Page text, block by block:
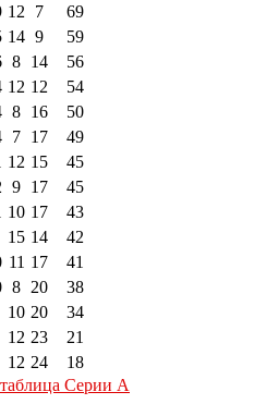
12 7
69
14 9
59
8 14
56
12 12
54
8 16
50
7 17
49
12 15
45
9 17
45
10 17
43
15 14
42
11 17
41
8 20
38
10 20
34
12 23
21
12 24
18
Серии А